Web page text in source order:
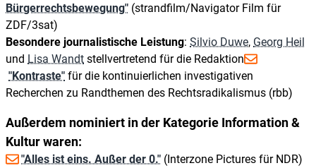
Bürgerrechtsbewegung" (strandfilm/Navigator Film für
ZDF/3sat)
Besondere journalistische Leistung: Silvio Duwe, Georg Heil
und Lisa Wandt stellvertretend für die Redaktion
"Kontraste" für die kontinuierlichen investigativen
Recherchen zu Randthemen des Rechtsradikalismus (rbb)
Außerdem nominiert in der Kategorie Information &
Kultur waren:
"Alles ist eins. Außer der 0." (Interzone Pictures für NDR)